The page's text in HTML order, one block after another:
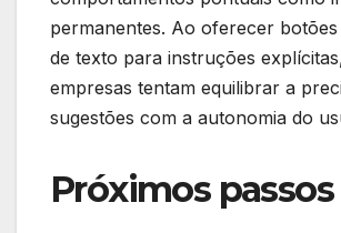
permanentes. Ao oferecer
de texto para instruções
empresas tentam equilibrar a
sugestões com a autonomia do
Próximos passos